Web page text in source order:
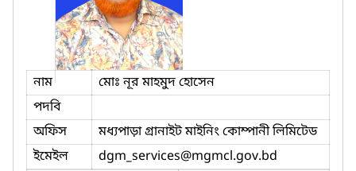
নাম
মোঃ নূর মাহমুদ হোসেন
পদবি
অফিস
মধ্যপাড়া গ্রানাইট মাইনিং কোম্পানী লিমিটেড
ইমেইল
dgm_services@mgmcl.gov.bd